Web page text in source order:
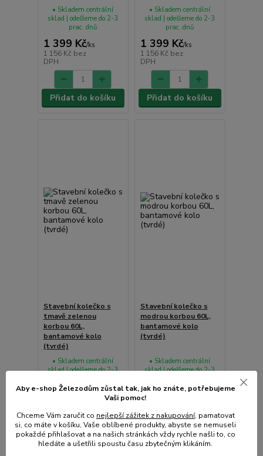
1 399 Kč/ks
1 156 Kč bez
DPH
• Skladem centrální
sklad | odešleme do 2-3
prac. dnů
Přidat do košíku
1 399 Kč/ks
1 156 Kč bez
DPH
• Skladem centrální
sklad | odešleme do 2-3
prac. dnů
Přidat do košíku
Stavební kolečko s
tmavě zelenou
korbou 60L,
bantamové kolo
(tvrdé)
1 399 Kč
DPH
• Skladem centrální
sklad | odešleme do 2-3
Přidat do košíku
Stavební kolečko s
modrou korbou 60L,
bantamové kolo
(tvrdé)
1 399 Kč
DPH
• Skladem centrální
sklad | odešleme do 2-3
Přidat do košíku
Aby e-shop Železodům zůstal tak, jak ho znáte, potřebujeme
Vaši pomoc!
Chceme Vám zaručit co nejlepší zážitek z nakupování, pamatovat
si, co máte v košíku, Vaše oblíbené produkty, abyste se nemuseli
pokaždé přihlašovat a na našich stránkách vždy rychle našli to, co
hledáte a ušetřili spoustu času zbytečným klikáním.